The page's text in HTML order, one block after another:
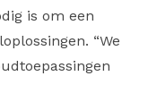
is om een
“We